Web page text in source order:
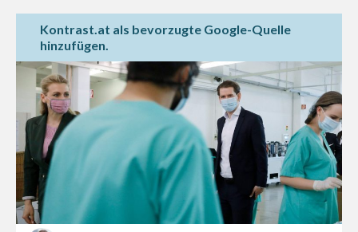
Kontrast.at als bevorzugte Google-Quelle
hinzufügen.